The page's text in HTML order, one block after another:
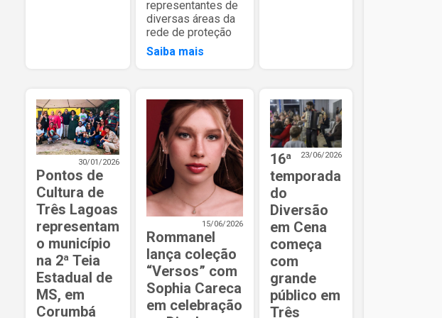
representantes de
diversas áreas da
rede de proteção
Saiba mais
30/01/2026
Pontos de
Cultura de
Três Lagoas
representam
o município
na 2ª Teia
Estadual de
MS, em
Corumbá
15/06/2026
Rommanel
lança coleção
“Versos” com
Sophia Careca
em celebração
23/06/2026
16ª
temporada
do
Diversão
em Cena
começa
com
grande
público em
Três